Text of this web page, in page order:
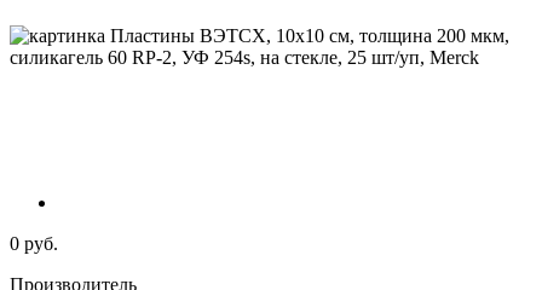
0 руб.
Производитель